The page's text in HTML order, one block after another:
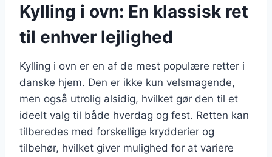
Kylling i ovn: En klassisk ret
til enhver lejlighed
Kylling i ovn er en af de mest populære retter i
danske hjem. Den er ikke kun velsmagende,
men også utrolig alsidig, hvilket gør den til et
ideelt valg til både hverdag og fest. Retten kan
tilberedes med forskellige krydderier og
tilbehør, hvilket giver mulighed for at variere